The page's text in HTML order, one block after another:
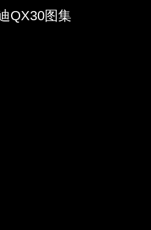
QX30图集